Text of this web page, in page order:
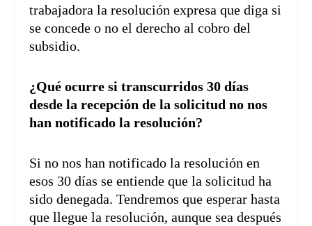
trabajadora la resolución expresa que diga si
se concede o no el derecho al cobro del
subsidio.
¿Qué ocurre si transcurridos 30 días
desde la recepción de la solicitud no nos
han notificado la resolución?
Si no nos han notificado la resolución en
esos 30 días se entiende que la solicitud ha
sido denegada. Tendremos que esperar hasta
que llegue la resolución, aunque sea después